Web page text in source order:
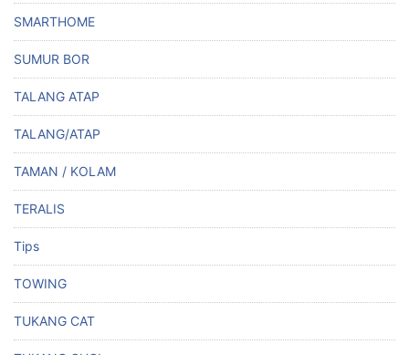
SMARTHOME
SUMUR BOR
TALANG ATAP
TALANG/ATAP
TAMAN / KOLAM
TERALIS
Tips
TOWING
TUKANG CAT